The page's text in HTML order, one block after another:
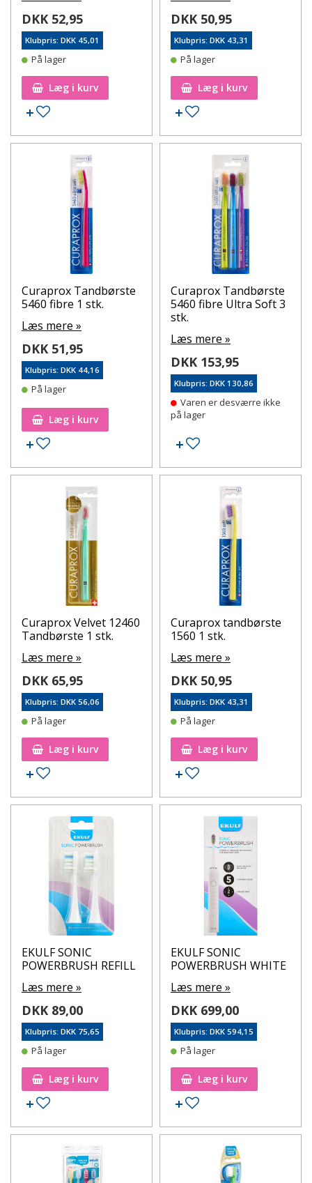
DKK 52,95
Klubpris: DKK 45,01
På lager
Læg i kurv
Tilføj til ønskeseddel
DKK 50,95
Klubpris: DKK 43,31
På lager
Læg i kurv
Tilføj til ønskeseddel
Curaprox Tandbørste
5460 fibre 1 stk.
Læs mere »
DKK 51,95
Klubpris: DKK 44,16
På lager
Læg i kurv
Tilføj til ønskeseddel
Curaprox Tandbørste
5460 fibre Ultra Soft 3
stk.
Læs mere »
DKK 153,95
Klubpris: DKK 130,86
Varen er desværre ikke
på lager
Tilføj til ønskeseddel
Curaprox Velvet 12460
Tandbørste 1 stk.
Læs mere »
DKK 65,95
Klubpris: DKK 56,06
På lager
Læg i kurv
Tilføj til ønskeseddel
Curaprox tandbørste
1560 1 stk.
Læs mere »
DKK 50,95
Klubpris: DKK 43,31
På lager
Læg i kurv
Tilføj til ønskeseddel
EKULF SONIC
POWERBRUSH REFILL
Læs mere »
DKK 89,00
Klubpris: DKK 75,65
På lager
Læg i kurv
Tilføj til ønskeseddel
EKULF SONIC
POWERBRUSH WHITE
Læs mere »
DKK 699,00
Klubpris: DKK 594,15
På lager
Læg i kurv
Tilføj til ønskeseddel